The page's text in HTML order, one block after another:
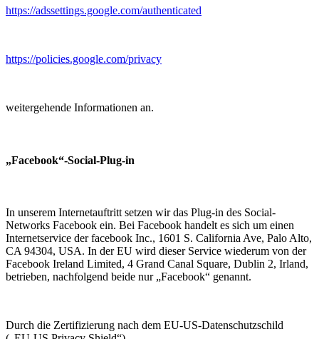
https://adssettings.google.com/authenticated
https://policies.google.com/privacy
weitergehende Informationen an.
„Facebook“-Social-Plug-in
In unserem Internetauftritt setzen wir das Plug-in des Social-
Networks Facebook ein. Bei Facebook handelt es sich um einen
Internetservice der facebook Inc., 1601 S. California Ave, Palo Alto,
CA 94304, USA. In der EU wird dieser Service wiederum von der
Facebook Ireland Limited, 4 Grand Canal Square, Dublin 2, Irland,
betrieben, nachfolgend beide nur „Facebook“ genannt.
Durch die Zertifizierung nach dem EU-US-Datenschutzschild